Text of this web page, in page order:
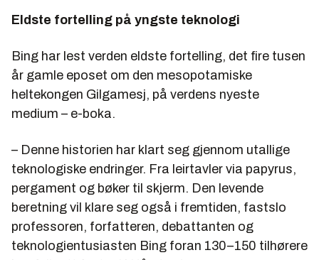
Eldste fortelling på yngste teknologi
Bing har lest verden eldste fortelling, det fire tusen
år gamle eposet om den mesopotamiske
heltekongen Gilgamesj, på verdens nyeste
medium – e-boka.
– Denne historien har klart seg gjennom utallige
teknologiske endringer. Fra leirtavler via papyrus,
pergament og bøker til skjerm. Den levende
beretning vil klare seg også i fremtiden, fastslo
professoren, forfatteren, debattanten og
teknologientusiasten Bing foran 130–150 tilhørere